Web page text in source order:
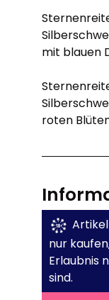
mit blauen
roten
nur
Erlaubnis
sind.